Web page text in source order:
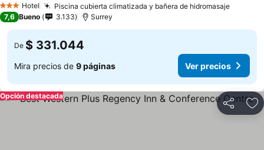
3 Estrellas
Hotel Piscina cubierta climatizada y bañera de hidromasaje
7,6 Bueno 3.133 Surrey
De $ 331.044
Mira precios de 9 páginas Ver precios
Compartir
Opción destacada